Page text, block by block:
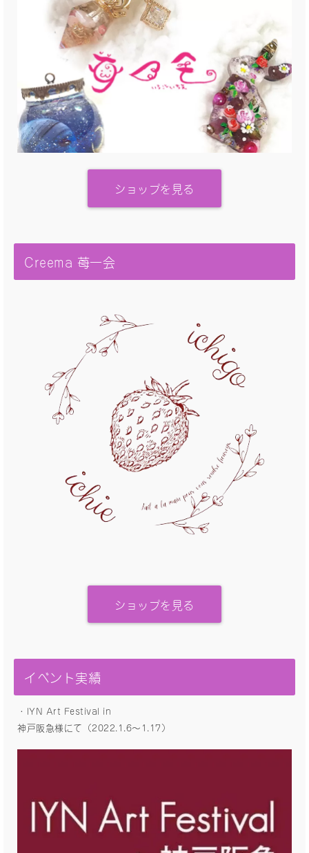
ショップを見る
Creema 苺一会
ショップを見る
イベント実績
・IYN Art Festival in
神戸阪急様にて（2022.1.6〜1.17）